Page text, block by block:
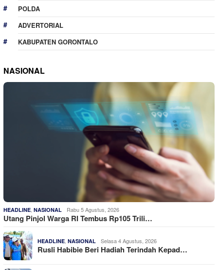
POLDA
ADVERTORIAL
KABUPATEN GORONTALO
NASIONAL
HEADLINE NASIONAL Rabu 5 Agustus, 2026
Utang Pinjol Warga RI Tembus Rp105 Trili…
HEADLINE NASIONAL Selasa 4 Agustus, 2026
Rusli Habibie Beri Hadiah Terindah Kepad…